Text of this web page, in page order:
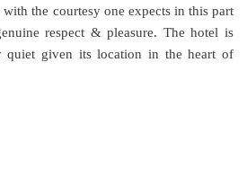
the courtesy one expects in this part
respect & pleasure. The hotel is
quiet given its location in the heart of